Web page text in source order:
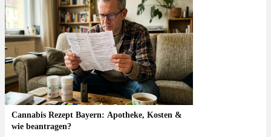
Cannabis Rezept Bayern: Apotheke, Kosten &
wie beantragen?